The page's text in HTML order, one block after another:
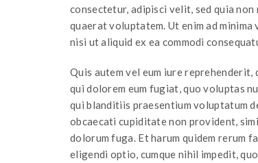
consectetur, adipisci velit, sed quia
quaerat voluptatem. Ut enim ad
nisi ut aliquid ex ea commodi
Quis autem vel eum iure
qui dolorem eum fugiat, quo voluptas
qui blanditiis praesentium voluptatum
obcaecati cupiditate non provident,
dolorum fuga. Et harum quidem rerum
eligendi optio, cumque nihil impedit,